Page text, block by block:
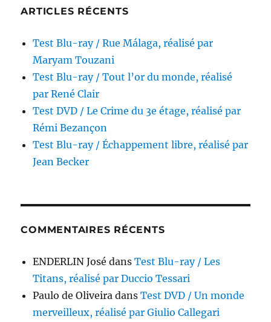
ARTICLES RÉCENTS
Test Blu-ray / Rue Málaga, réalisé par
Maryam Touzani
Test Blu-ray / Tout l’or du monde, réalisé
par René Clair
Test DVD / Le Crime du 3e étage, réalisé par
Rémi Bezançon
Test Blu-ray / Échappement libre, réalisé par
Jean Becker
COMMENTAIRES RÉCENTS
ENDERLIN José dansTest Blu-ray / Les
Titans, réalisé par Duccio Tessari
Paulo de Oliveira dansTest DVD / Un monde
merveilleux, réalisé par Giulio Callegari